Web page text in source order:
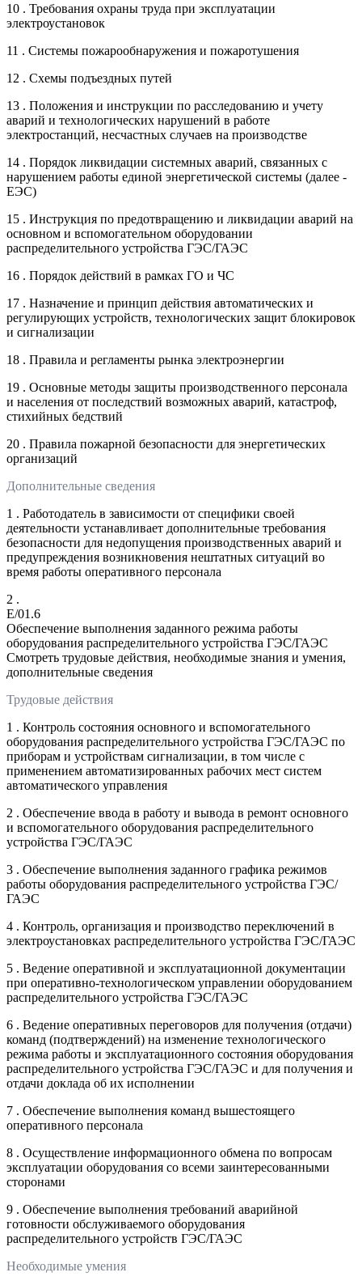
10 . Требования охраны труда при эксплуатации
электроустановок
11 . Системы пожарообнаружения и пожаротушения
12 . Схемы подъездных путей
13 . Положения и инструкции по расследованию и учету
аварий и технологических нарушений в работе
электростанций, несчастных случаев на производстве
14 . Порядок ликвидации системных аварий, связанных с
нарушением работы единой энергетической системы (далее -
ЕЭС)
15 . Инструкция по предотвращению и ликвидации аварий на
основном и вспомогательном оборудовании
распределительного устройства ГЭС/ГАЭС
16 . Порядок действий в рамках ГО и ЧС
17 . Назначение и принцип действия автоматических и
регулирующих устройств, технологических защит блокировок
и сигнализации
18 . Правила и регламенты рынка электроэнергии
19 . Основные методы защиты производственного персонала
и населения от последствий возможных аварий, катастроф,
стихийных бедствий
20 . Правила пожарной безопасности для энергетических
организаций
Дополнительные сведения
1 . Работодатель в зависимости от специфики своей
деятельности устанавливает дополнительные требования
безопасности для недопущения производственных аварий и
предупреждения возникновения нештатных ситуаций во
время работы оперативного персонала
2 .
E/01.6
Обеспечение выполнения заданного режима работы
оборудования распределительного устройства ГЭС/ГАЭС
Смотреть трудовые действия, необходимые знания и умения,
дополнительные сведения
Трудовые действия
1 . Контроль состояния основного и вспомогательного
оборудования распределительного устройства ГЭС/ГАЭС по
приборам и устройствам сигнализации, в том числе с
применением автоматизированных рабочих мест систем
автоматического управления
2 . Обеспечение ввода в работу и вывода в ремонт основного
и вспомогательного оборудования распределительного
устройства ГЭС/ГАЭС
3 . Обеспечение выполнения заданного графика режимов
работы оборудования распределительного устройства ГЭС/
ГАЭС
4 . Контроль, организация и производство переключений в
электроустановках распределительного устройства ГЭС/ГАЭС
5 . Ведение оперативной и эксплуатационной документации
при оперативно-технологическом управлении оборудованием
распределительного устройства ГЭС/ГАЭС
6 . Ведение оперативных переговоров для получения (отдачи)
команд (подтверждений) на изменение технологического
режима работы и эксплуатационного состояния оборудования
распределительного устройства ГЭС/ГАЭС и для получения и
отдачи доклада об их исполнении
7 . Обеспечение выполнения команд вышестоящего
оперативного персонала
8 . Осуществление информационного обмена по вопросам
эксплуатации оборудования со всеми заинтересованными
сторонами
9 . Обеспечение выполнения требований аварийной
готовности обслуживаемого оборудования
распределительного устройств ГЭС/ГАЭС
Необходимые умения